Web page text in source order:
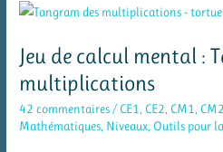
travailler
multiplication
et
les
Jeu de calcul mental :
multiplications
42 commentaires/ CE1, CE2, CM1, CM2
Mathématiques, Niveaux, Outils pour